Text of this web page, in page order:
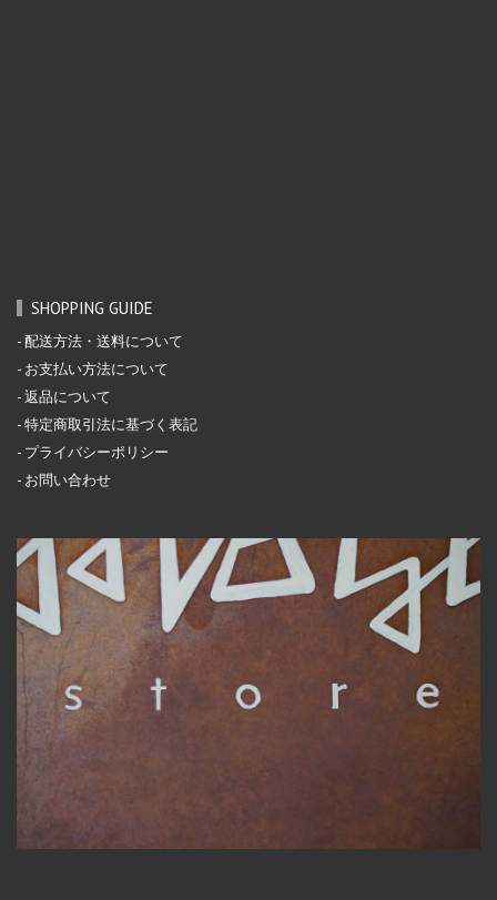
SHOPPING GUIDE
配送方法・送料について
お支払い方法について
返品について
特定商取引法に基づく表記
プライバシーポリシー
お問い合わせ